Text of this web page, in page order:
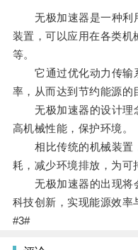
无极加速器是一种利
装置，可以应用在各类机
等。
它通过优化动力传输
率，从而达到节约能源的
无极加速器的设计理
高机械性能，保护环境。
相比传统的机械装置
耗，减少环境排放，为可
无极加速器的出现将
科技创新，实现能源效率
#3#